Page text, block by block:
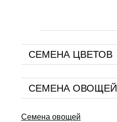
СЕМЕНА ЦВЕТОВ
СЕМЕНА ОВОЩЕЙ
Семена овощей